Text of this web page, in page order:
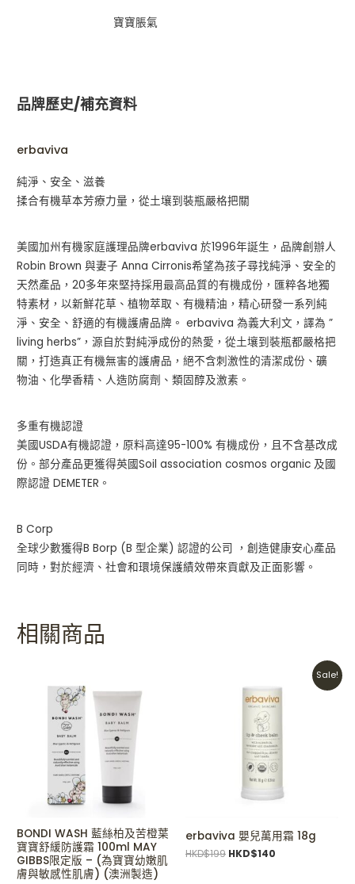
寶寶脹氣
品牌歷史/補充資料
erbaviva
純淨、安全、滋養
揉合有機草本芳療力量，從土壤到裝瓶嚴格把關
美國加州有機家庭護理品牌erbaviva 於1996年誕生，品牌創辦人
Robin Brown 與妻子 Anna Cirronis希望為孩子尋找純淨、安全的
天然產品，20多年來堅持採用最高品質的有機成份，匯粹各地獨
特素材，以新鮮花草、植物萃取、有機精油，精心研發一系列純
淨、安全、舒適的有機護膚品牌。 erbaviva 為義大利文，譯為 ”
living herbs”，源自於對純淨成份的熱愛，從土壤到裝瓶都嚴格把
關，打造真正有機無害的護膚品，絕不含刺激性的清潔成份、礦
物油、化學香精、人造防腐劑、類固醇及激素。
多重有機認證
美國USDA有機認證，原料高達95-100% 有機成份，且不含基改成
份。部分產品更獲得英國Soil association cosmos organic 及國
際認證 DEMETER。
B Corp
全球少數獲得B Borp (B 型企業) 認證的公司 ，創造健康安心產品
同時，對於經濟、社會和環境保護績效帶來貢獻及正面影響。
相關商品
BONDI WASH 藍絲柏及苦橙葉
寶寶舒緩防護霜 100ml MAY
GIBBS限定版 – (為寶寶幼嫩肌
膚與敏感性肌膚) (澳洲製造)
Sale!
erbaviva 嬰兒萬用霜 18g
HKD$199
was:
HKD$199.
HKD$140
Current
is:
HKD$140.